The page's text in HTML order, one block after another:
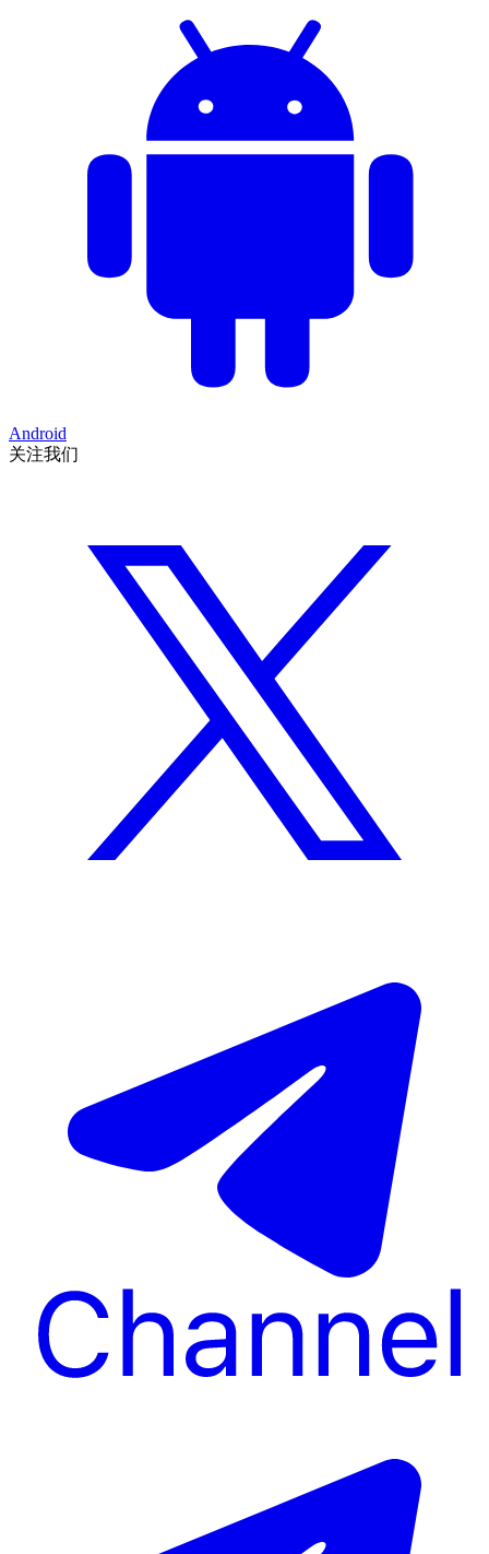
Android
关注我们